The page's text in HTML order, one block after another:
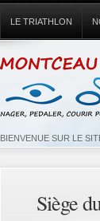
BIENVENUE SUR LE
LE TRIATHLON
Siège